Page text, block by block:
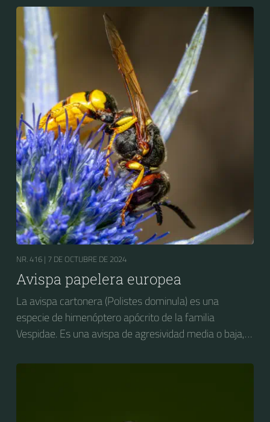
impacto negativo hacia las actividades agropecuarias,
particularmente la fruticultura. Es nativa de Europa y
del norte de África pero ha sido introducida
accidentalmente en Estados Unidos y en la zona
cordillerana de Argentina y Chile, donde está bien
establecida.
NR. 416 | 7 DE OCTUBRE DE 2024
Avispa papelera europea
La avispa cartonera (Polistes dominula) es una
especie de himenóptero apócrito de la familia
Vespidae. Es una avispa de agresividad media o baja,
impacto negativo hacia las actividades agropecuarias,